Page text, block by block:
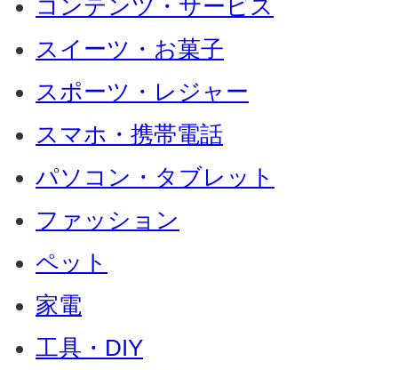
コンテンツ・サービス
スイーツ・お菓子
スポーツ・レジャー
スマホ・携帯電話
パソコン・タブレット
ファッション
ペット
家電
工具・DIY